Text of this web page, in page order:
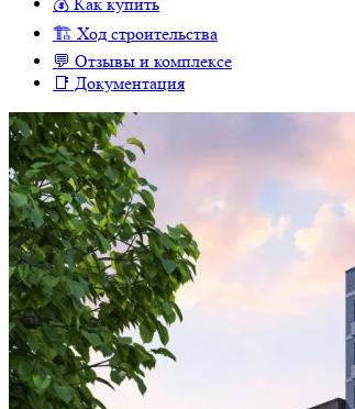
🏗 Ход строительства
💬 Отзывы и комплексе
📑 Документация